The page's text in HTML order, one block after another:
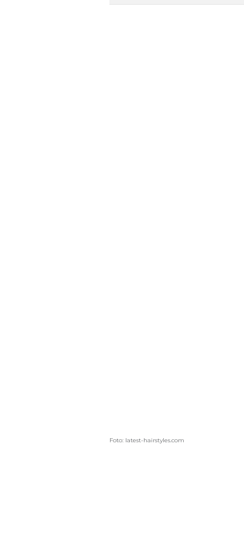
Foto: latest-hairstyles.com